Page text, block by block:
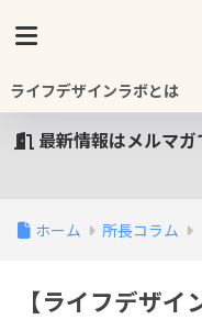
ライフデザインラボとは
最新情報はメルマ
ホーム 所長コラム
【ライフデザ